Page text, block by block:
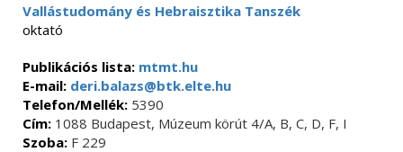
Vallástudomány és Hebraisztika Tanszék
oktató
Publikációs lista: mtmt.hu
E-mail: deri.balazs@btk.elte.hu
Telefon/Mellék: 5390
Cím: 1088 Budapest, Múzeum körút 4/A, B, C, D, F, I
Szoba: F 229